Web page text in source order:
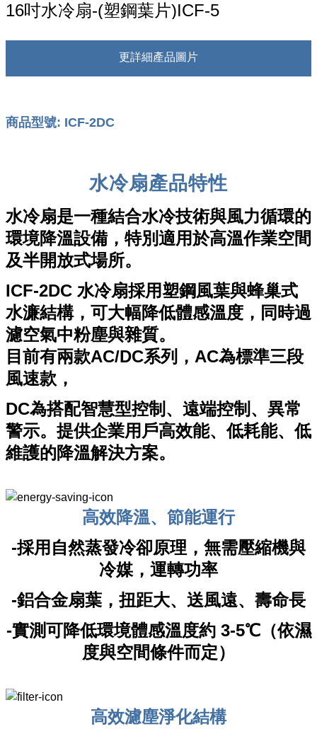
16吋水冷扇-(塑鋼葉片)ICF-5
更詳細產品圖片
商品型號: ICF-2DC
水冷扇產品特性
水冷扇是一種結合水冷技術與風力循環的
環境降溫設備，特別適用於高溫作業空間
及半開放式場所。
ICF-2DC 水冷扇採用塑鋼風葉與蜂巢式
水濂結構，可大幅降低體感溫度，同時過
濾空氣中粉塵與雜質。
目前有兩款AC/DC系列，AC為標準三段
風速款，
DC為搭配智慧型控制、遠端控制、異常
警示。提供企業用戶高效能、低耗能、低
維護的降溫解決方案。
高效降溫、節能運行
-採用自然蒸發冷卻原理，無需壓縮機與
冷媒，運轉功率
-鋁合金扇葉，扭距大、送風遠、壽命長
-實測可降低環境體感溫度約 3-5℃（依濕
度與空間條件而定）
高效濾塵淨化結構